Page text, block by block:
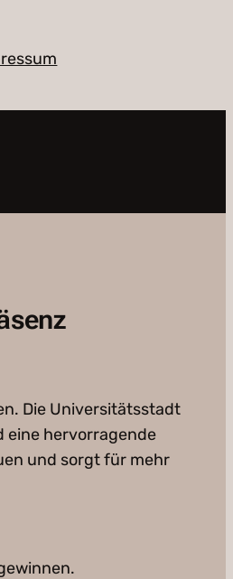
Die Universitätsstadt
eine hervorragende
und sorgt für mehr